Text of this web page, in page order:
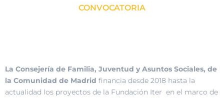
CONVOCATORIA
La Consejería de Familia, Juventud y Asuntos Sociales, de
la Comunidad de Madrid financia desde 2018 hasta la
actualidad los proyectos de la Fundación Iter en el marco de